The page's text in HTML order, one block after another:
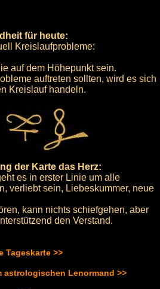
für heute:
Kreislaufprobleme:
auf dem Höhepunkt sein.
auftreten sollten, wird es sich
Kreislauf handeln.
der Karte das Herz:
es in erster Linie um alle
verliebt sein, Liebeskummer, neue
kann nichts schiefgehen, aber
den Verstand.
Tageskarte >>
astrologischen Lenormand >>